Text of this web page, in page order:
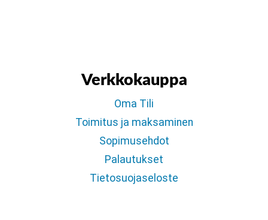
Verkkokauppa
Oma Tili
Toimitus ja maksaminen
Sopimusehdot
Palautukset
Tietosuojaseloste